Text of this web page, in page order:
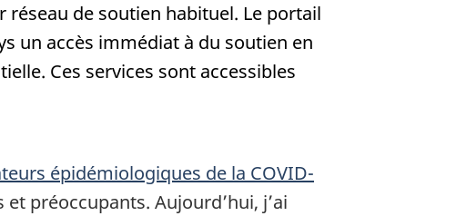
réseau de soutien habituel. Le portail
un accès immédiat à du soutien en
Ces services sont accessibles
épidémiologiques de la COVID-
préoccupants. Aujourd’hui, j’ai